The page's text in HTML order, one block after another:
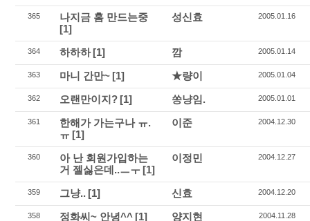
365
나지금 홈 만드는중
[1]
성신효 2005.01.16
364 하하하[1] 깜 2005.01.14
363 마니 간만~ [1] ★량이 2005.01.04
362 오랜만이지? [1] 쏭냥임. 2005.01.01
361
한해가 가는구나 ㅠ.
ㅠ [1]
이준 2004.12.30
360
아 난 회원가입하는
거 젤싫은데..ㅡㅜ [1]
이정민 2004.12.27
359 그냥.. [1] 신효 2004.12.20
358 정화씨~ 안녕^^ [1] 양지현 2004.11.28